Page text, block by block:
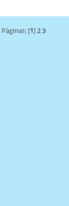
Páginas: [1]2 3